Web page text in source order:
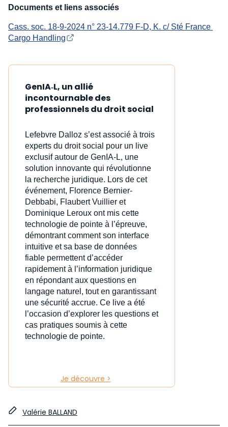
Documents et liens associés
Cass. soc. 18-9-2024 n° 23-14.779 F-D, K. c/ Sté France
Cargo Handling
GenIA‑L, un allié
incontournable des
professionnels du droit social
Lefebvre Dalloz s’est associé à trois
experts du droit social pour un live
exclusif autour de GenIA‑L, une
solution innovante qui révolutionne
la recherche juridique. Lors de cet
événement, Florence Bernier-
Debbabi, Flaubert Vuillier et
Dominique Leroux ont mis cette
technologie de pointe à l’épreuve,
démontrant comment son interface
intuitive et sa base de données
fiable permettent d’accéder
rapidement à l’information juridique
en répondant aux questions en
langage naturel, tout en garantissant
une sécurité accrue. Ce live a été
l’occasion d’explorer les questions et
cas pratiques soumis à cette
technologie de pointe.
Je découvre >
Valérie BALLAND